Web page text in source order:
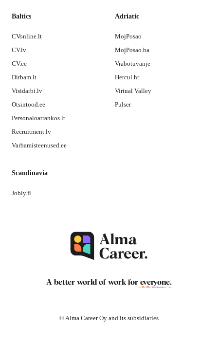
Baltics
CVonline.lt
CV.lv
CV.ee
Dirbam.lt
Visidarbi.lv
Otsintood.ee
Personaloatrankos.lt
Recruitment.lv
Varbamisteenused.ee
Adriatic
MojPosao
MojPosao.ba
Vrabotuvanje
Hercul.hr
Virtual Valley
Pulser
Scandinavia
Jobly.fi
A better world of work for everyone.
© Alma Career Oy and its subsidiaries